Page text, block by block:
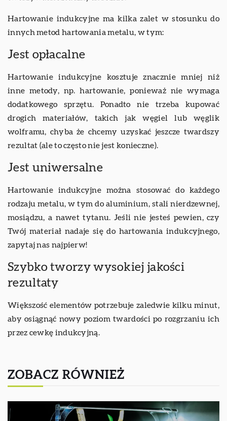
Hartowanie indukcyjne ma kilka zalet w stosunku do
innych metod hartowania metalu, w tym:
Jest opłacalne
Hartowanie indukcyjne kosztuje znacznie mniej niż
inne metody, np. hartowanie, ponieważ nie wymaga
dodatkowego sprzętu. Ponadto nie trzeba kupować
drogich materiałów, takich jak węgiel lub węglik
wolframu, chyba że chcemy uzyskać jeszcze twardszy
rezultat (ale to często nie jest konieczne).
Jest uniwersalne
Hartowanie indukcyjne można stosować do każdego
rodzaju metalu, w tym do aluminium, stali nierdzewnej,
mosiądzu, a nawet tytanu. Jeśli nie jesteś pewien, czy
Twój materiał nadaje się do hartowania indukcyjnego,
zapytaj nas najpierw!
Szybko tworzy wysokiej jakości
rezultaty
Większość elementów potrzebuje zaledwie kilku minut,
aby osiągnąć nowy poziom twardości po rozgrzaniu ich
przez cewkę indukcyjną.
ZOBACZ RÓWNIEŻ